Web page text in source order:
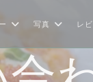
写真 レ